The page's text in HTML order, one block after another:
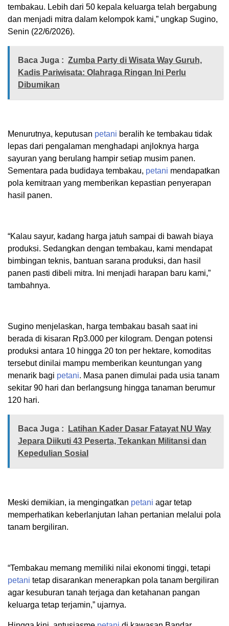
tembakau. Lebih dari 50 kepala keluarga telah bergabung
dan menjadi mitra dalam kelompok kami,” ungkap Sugino,
Senin (22/6/2026).
Baca Juga : Zumba Party di Wisata Way Guruh,
Kadis Pariwisata: Olahraga Ringan Ini Perlu
Dibumikan
Menurutnya, keputusan petani beralih ke tembakau tidak
lepas dari pengalaman menghadapi anjloknya harga
sayuran yang berulang hampir setiap musim panen.
Sementara pada budidaya tembakau, petani mendapatkan
pola kemitraan yang memberikan kepastian penyerapan
hasil panen.
“Kalau sayur, kadang harga jatuh sampai di bawah biaya
produksi. Sedangkan dengan tembakau, kami mendapat
bimbingan teknis, bantuan sarana produksi, dan hasil
panen pasti dibeli mitra. Ini menjadi harapan baru kami,”
tambahnya.
Sugino menjelaskan, harga tembakau basah saat ini
berada di kisaran Rp3.000 per kilogram. Dengan potensi
produksi antara 10 hingga 20 ton per hektare, komoditas
tersebut dinilai mampu memberikan keuntungan yang
menarik bagi petani. Masa panen dimulai pada usia tanam
sekitar 90 hari dan berlangsung hingga tanaman berumur
120 hari.
Baca Juga :
Latihan Kader Dasar Fatayat NU Way
Jepara Diikuti 43 Peserta, Tekankan Militansi dan
Kepedulian Sosial
Meski demikian, ia mengingatkan petani agar tetap
memperhatikan keberlanjutan lahan pertanian melalui pola
tanam bergiliran.
“Tembakau memang memiliki nilai ekonomi tinggi, tetapi
petani tetap disarankan menerapkan pola tanam bergiliran
agar kesuburan tanah terjaga dan ketahanan pangan
keluarga tetap terjamin,” ujarnya.